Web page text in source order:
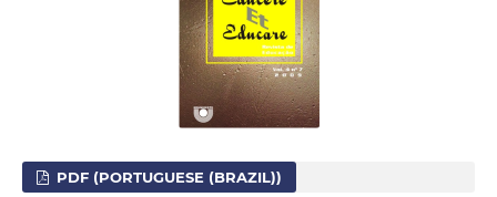
PDF (PORTUGUESE (BRAZIL))